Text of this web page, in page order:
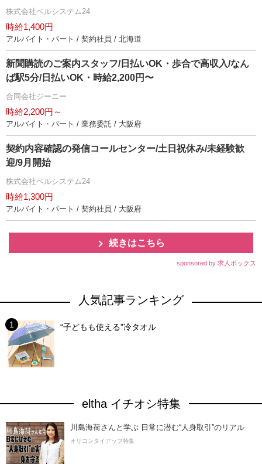
株式会社ベルシステム24
時給1,400円
アルバイト・パート / 契約社員 / 北海道
新聞購読のご案内スタッフ/日払いOK・歩合で高収入/なん
ば駅5分/日払いOK・時給2,200円〜
合同会社ジーニー
時給2,200円～
アルバイト・パート / 業務委託 / 大阪府
契約内容確認の発信コールセンター/土日祝休み/未経験歓
迎/9月開始
株式会社ベルシステム24
時給1,300円
アルバイト・パート / 契約社員 / 大阪府
続きはこちら
sponsored by 求人ボックス
人気記事ランキング
“子どもも使える”冷タオル
eltha イチオシ特集
川島海荷さんと学ぶ 日常に潜む“人身取引”のリアル
オリコンタイアップ特集